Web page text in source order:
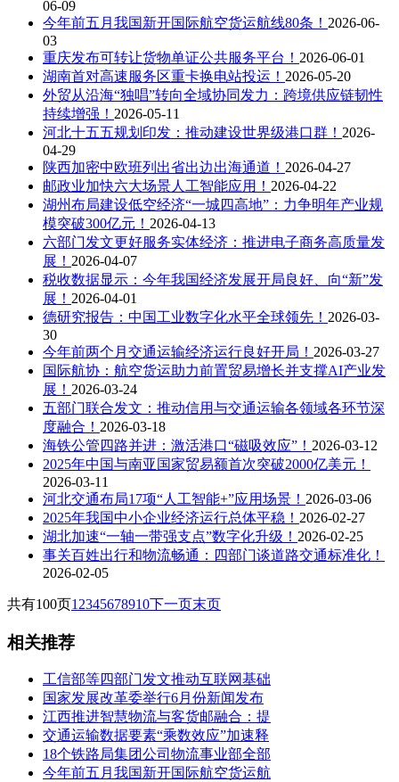
06-09
今年前五月我国新开国际航空货运航线80条！ 2026-06-
03
重庆发布可转让货物单证公共服务平台！ 2026-06-01
湖南首对高速服务区重卡换电站投运！ 2026-05-20
外贸从沿海“独唱”转向全域协同发力：跨境供应链韧性
持续增强！ 2026-05-11
河北十五五规划印发：推动建设世界级港口群！ 2026-
04-29
陕西加密中欧班列出省出边出海通道！ 2026-04-27
邮政业加快六大场景人工智能应用！ 2026-04-22
湖州布局建设低空经济“一城四高地”：力争明年产业规
模突破300亿元！ 2026-04-13
六部门发文更好服务实体经济：推进电子商务高质量发
展！ 2026-04-07
税收数据显示：今年我国经济发展开局良好、向“新”发
展！ 2026-04-01
德研究报告：中国工业数字化水平全球领先！ 2026-03-
30
今年前两个月交通运输经济运行良好开局！ 2026-03-27
国际航协：航空货运助力前置贸易增长并支撑AI产业发
展！ 2026-03-24
五部门联合发文：推动信用与交通运输各领域各环节深
度融合！ 2026-03-18
海铁公管四路并进：激活港口“磁吸效应”！ 2026-03-12
2025年中国与南亚国家贸易额首次突破2000亿美元！
2026-03-11
河北交通布局17项“人工智能+”应用场景！ 2026-03-06
2025年我国中小企业经济运行总体平稳！ 2026-02-27
湖北加速“一轴一带强支点”数字化升级！ 2026-02-25
事关百姓出行和物流畅通：四部门谈道路交通标准化！
2026-02-05
共有100页1 2345678910下一页末页
相关推荐
工信部等四部门发文推动互联网基础
国家发展改革委举行6月份新闻发布
江西推进智慧物流与客货邮融合：提
交通运输数据要素“乘数效应”加速释
18个铁路局集团公司物流事业部全部
今年前五月我国新开国际航空货运航